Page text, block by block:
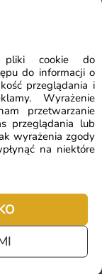
pliki cookie do
do informacji o
przeglądania i
Wyrażenie
przetwarzanie
przeglądania lub
wyrażenia zgody
na niektóre
i dodaje
trwałość i
na
swoje
Ale jeżeli